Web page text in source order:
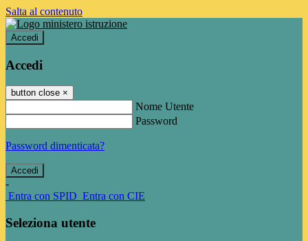
Salta al contenuto
Accedi
Accedi
button close ×
Nome Utente
Password
Password dimenticata?
-
Entra con SPID Entra con CIE
Seleziona utente